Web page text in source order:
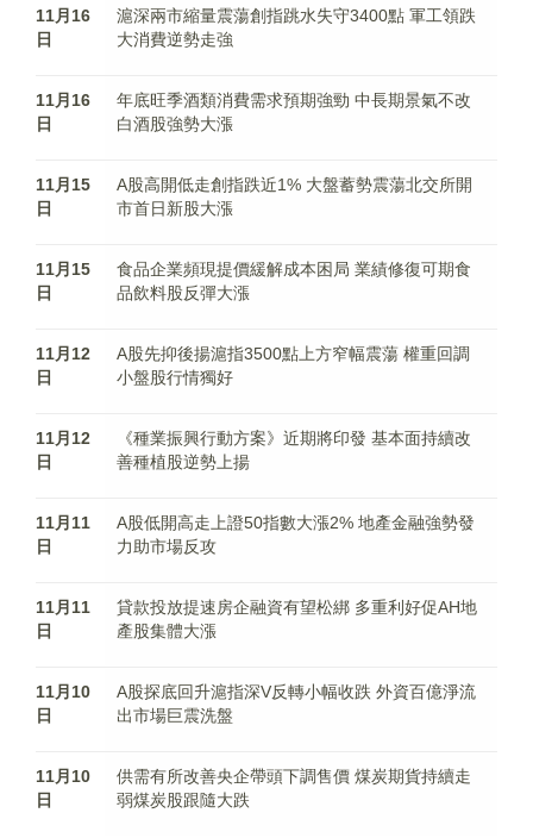
11月16
日
滬深兩市縮量震蕩創指跳水失守3400點 軍工領跌
大消費逆勢走強
11月16
日
年底旺季酒類消費需求預期強勁 中長期景氣不改
白酒股強勢大漲
11月15
日
A股高開低走創指跌近1% 大盤蓄勢震蕩北交所開
市首日新股大漲
11月15
日
食品企業頻現提價緩解成本困局 業績修復可期食
品飲料股反彈大漲
11月12
日
A股先抑後揚滬指3500點上方窄幅震蕩 權重回調
小盤股行情獨好
11月12
日
《種業振興行動方案》近期將印發 基本面持續改
善種植股逆勢上揚
11月11
日
A股低開高走上證50指數大漲2% 地產金融強勢發
力助市場反攻
11月11
日
貸款投放提速房企融資有望松綁 多重利好促AH地
產股集體大漲
11月10
日
A股探底回升滬指深V反轉小幅收跌 外資百億淨流
出市場巨震洗盤
11月10
日
供需有所改善央企帶頭下調售價 煤炭期貨持續走
弱煤炭股跟隨大跌